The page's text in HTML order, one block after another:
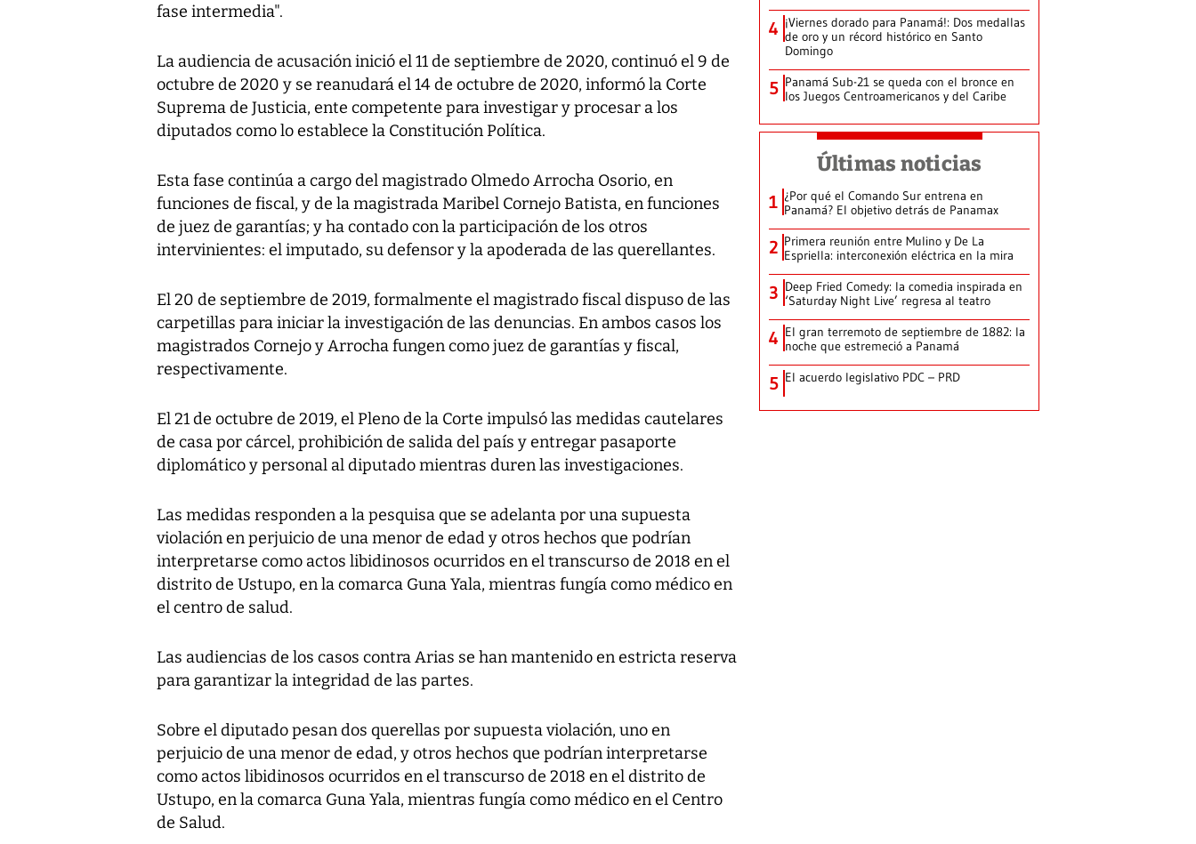
fase intermedia".
La audiencia de acusación inició el 11 de septiembre de 2020, continuó el 9 de
octubre de 2020 y se reanudará el 14 de octubre de 2020, informó la Corte
Suprema de Justicia, ente competente para investigar y procesar a los
diputados como lo establece la Constitución Política.
Esta fase continúa a cargo del magistrado Olmedo Arrocha Osorio, en
funciones de fiscal, y de la magistrada Maribel Cornejo Batista, en funciones
de juez de garantías; y ha contado con la participación de los otros
intervinientes: el imputado, su defensor y la apoderada de las querellantes.
El 20 de septiembre de 2019, formalmente el magistrado fiscal dispuso de las
carpetillas para iniciar la investigación de las denuncias. En ambos casos los
magistrados Cornejo y Arrocha fungen como juez de garantías y fiscal,
respectivamente.
El 21 de octubre de 2019, el Pleno de la Corte impulsó las medidas cautelares
de casa por cárcel, prohibición de salida del país y entregar pasaporte
diplomático y personal al diputado mientras duren las investigaciones.
Las medidas responden a la pesquisa que se adelanta por una supuesta
violación en perjuicio de una menor de edad y otros hechos que podrían
interpretarse como actos libidinosos ocurridos en el transcurso de 2018 en el
distrito de Ustupo, en la comarca Guna Yala, mientras fungía como médico en
el centro de salud.
Las audiencias de los casos contra Arias se han mantenido en estricta reserva
para garantizar la integridad de las partes.
Sobre el diputado pesan dos querellas por supuesta violación, uno en
perjuicio de una menor de edad, y otros hechos que podrían interpretarse
como actos libidinosos ocurridos en el transcurso de 2018 en el distrito de
Ustupo, en la comarca Guna Yala, mientras fungía como médico en el Centro
de Salud.
4 ¡Viernes dorado para Panamá!: Dos medallas
de oro y un récord histórico en Santo
Domingo
5 Panamá Sub-21 se queda con el bronce en
los Juegos Centroamericanos y del Caribe
Últimas noticias
1 ¿Por qué el Comando Sur entrena en
Panamá? El objetivo detrás de Panamax
2 Primera reunión entre Mulino y De La
Espriella: interconexión eléctrica en la mira
3 Deep Fried Comedy: la comedia inspirada en
‘Saturday Night Live’ regresa al teatro
4 El gran terremoto de septiembre de 1882: la
noche que estremeció a Panamá
5 El acuerdo legislativo PDC – PRD